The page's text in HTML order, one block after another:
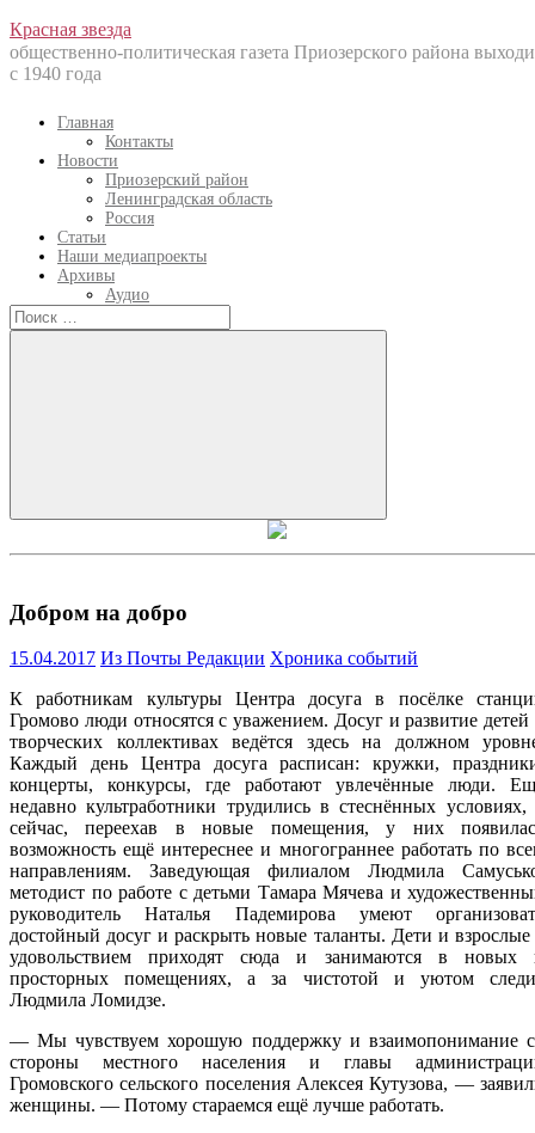
Перейти
к
содержанию
Красная звезда
общественно-политическая газета Приозерского района
с 1940 года
Главная
Контакты
Новости
Приозерский район
Ленинградская область
Россия
Статьи
Наши медиапроекты
Архивы
Аудио
Искать:
Искать
Добром на добро
15.04.2017 Из Почты Редакции Хроника событий
К работникам культуры Центра досуга в посёлке
Громово люди относятся с уважением. Досуг и развитие детей
творческих коллективах ведётся здесь на должном
Каждый день Центра досуга расписан: кружки,
концерты, конкурсы, где работают увлечённые люди.
недавно культработники трудились в стеснённых условиях,
сейчас, переехав в новые помещения, у них
возможность ещё интереснее и многограннее работать по
направлениям. Заведующая филиалом Людмила
методист по работе с детьми Тамара Мячева и
руководитель Наталья Падемирова умеют
достойный досуг и раскрыть новые таланты. Дети и взрослые
удовольствием приходят сюда и занимаются в новых
просторных помещениях, а за чистотой и уютом
Людмила Ломидзе.
— Мы чувствуем хорошую поддержку и взаимопонимание
стороны местного населения и главы
Громовского сельского поселения Алексея Кутузова, —
женщины. — Потому стараемся ещё лучше работать.